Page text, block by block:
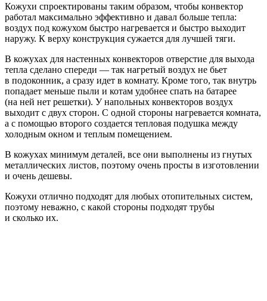
Кожухи спроектированы таким образом, чтобы конвектор
работал максимально эффективно и давал больше тепла:
воздух под кожухом быстро нагревается и быстро выходит
наружу. К верху конструкция сужается для лучшей тяги.
В кожухах для настенных конвекторов отверстие для выхода
тепла сделано спереди — так нагретый воздух не бьет
в подоконник, а сразу идет в комнату. Кроме того, так внутрь
попадает меньше пыли и котам удобнее спать на батарее
(на ней нет решетки). У напольных конвекторов воздух
выходит с двух сторон. С одной стороны нагревается комната,
а с помощью второго создается тепловая подушка между
холодным окном и теплым помещением.
В кожухах минимум деталей, все они выполнены из гнутых
металлических листов, поэтому очень просты в изготовлении
и очень дешевы.
Кожухи отлично подходят для любых отопительных систем,
поэтому неважно, с какой стороны подходят трубы
и сколько их.